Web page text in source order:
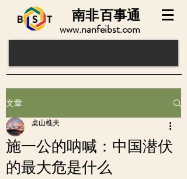
www.nanfeibst.com
百事通
南非
文章
施一公的呐喊：中国潜伏
的最大危是什么
桌山樵夫